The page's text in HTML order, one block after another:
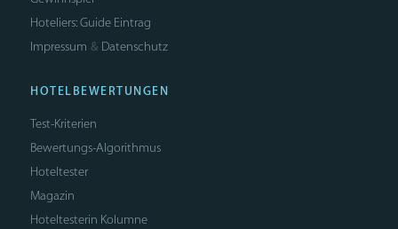
Hoteliers: Guide Eintrag
Impressum & Datenschutz
HOTELBEWERTUNGEN
Test-Kriterien
Bewertungs-Algorithmus
Hoteltester
Magazin
Hoteltesterin Kolumne